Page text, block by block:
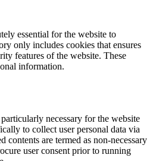
essential for the website to
only includes cookies that ensures
features of the website. These
information.
necessary for the website
to collect user personal data via
contents are termed as non-necessary
user consent prior to running